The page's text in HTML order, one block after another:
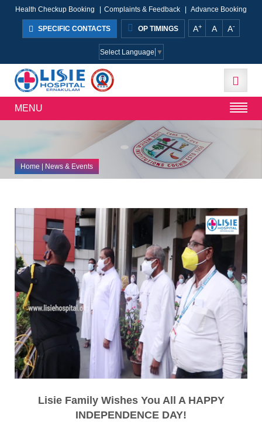
Health Checkup Booking Complaints & Feedback Advance Booking
SPECIFIC CONTACTS OP TIMINGS A+ A A-
Select Language ▼
MENU
Home| News & Events
Lisie Family Wishes You All A HAPPY
INDEPENDENCE DAY!